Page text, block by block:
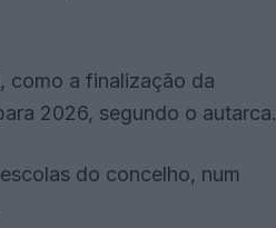
como a finalização da
2026, segundo o autarca.
do concelho, num